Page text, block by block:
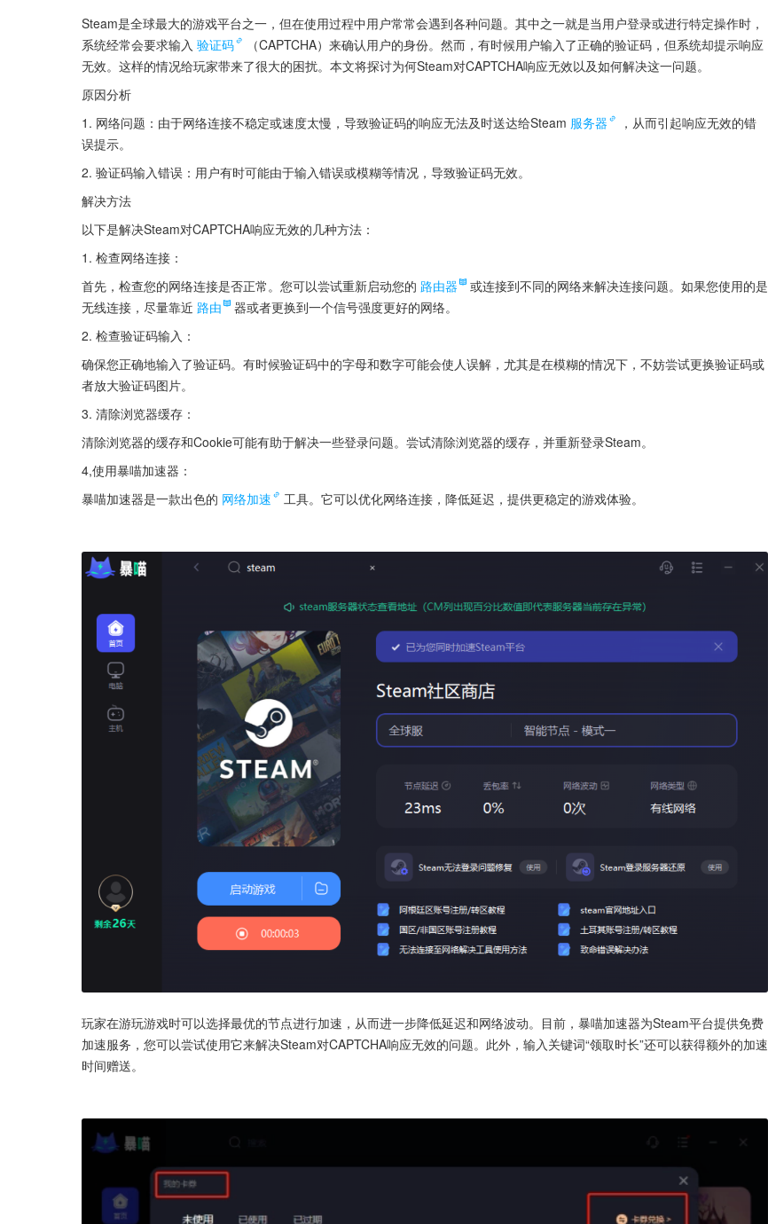
Steam是全球最大的游戏平台之一，但在使用过程中用户常常会遇到各种问题。其中之一就是当用户登录或进行特定操作时，
系统经常会要求输入 验证码
（CAPTCHA）来确认用户的身份。然而，有时候用户输入了正确的验证码，但系统却提示响应
无效。这样的情况给玩家带来了很大的困扰。本文将探讨为何Steam对CAPTCHA响应无效以及如何解决这一问题。
原因分析
1. 网络问题：由于网络连接不稳定或速度太慢，导致验证码的响应无法及时送达给Steam 服务器
，从而引起响应无效的错
误提示。
2. 验证码输入错误：用户有时可能由于输入错误或模糊等情况，导致验证码无效。
解决方法
以下是解决Steam对CAPTCHA响应无效的几种方法：
1. 检查网络连接：
首先，检查您的网络连接是否正常。您可以尝试重新启动您的 路由器
或连接到不同的网络来解决连接问题。如果您使用的是
无线连接，尽量靠近 路由
器或者更换到一个信号强度更好的网络。
2. 检查验证码输入：
确保您正确地输入了验证码。有时候验证码中的字母和数字可能会使人误解，尤其是在模糊的情况下，不妨尝试更换验证码或
者放大验证码图片。
3. 清除浏览器缓存：
清除浏览器的缓存和Cookie可能有助于解决一些登录问题。尝试清除浏览器的缓存，并重新登录Steam。
4,使用暴喵加速器：
暴喵加速器是一款出色的 网络加速 工具。它可以优化网络连接，降低延迟，提供更稳定的游戏体验。
玩家在游玩游戏时可以选择最优的节点进行加速，从而进一步降低延迟和网络波动。目前，暴喵加速器为Steam平台提供免费
加速服务，您可以尝试使用它来解决Steam对CAPTCHA响应无效的问题。此外，输入关键词“领取时长”还可以获得额外的加速
时间赠送。